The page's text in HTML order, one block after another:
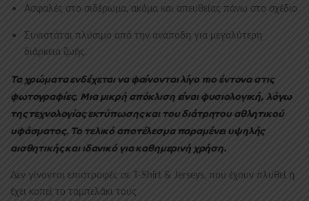
Ασφαλές στο σιδέρωμα, ακόμα και απευθείας πάνω στο σχέδιο
Συνιστάται πλύσιμο από την ανάποδη για μεγαλύτερη
διάρκεια ζωής.
Τα χρώματα ενδέχεται να φαίνονται λίγο πιο έντονα στις
φωτογραφίες. Μια μικρή απόκλιση είναι φυσιολογική, λόγω
της τεχνολογίας εκτύπωσης και του διάτρητου αθλητικού
υφάσματος. Το τελικό αποτέλεσμα παραμένει υψηλής
αισθητικής και ιδανικό για καθημερινή χρήση.
Δεν γίνονται επιστροφές σε T-Shirt & Jerseys, που έχουν πλυθεί ή
έχει κοπεί το ταμπελάκι τους